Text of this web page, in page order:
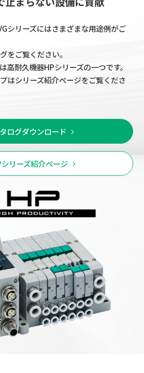
シリーズにはさまざまな用途例がご
をご覧ください。
高耐久機器HPシリーズの一つです。
はシリーズ紹介ページをご覧くださ
ログダウンロード
リーズ紹介ページ